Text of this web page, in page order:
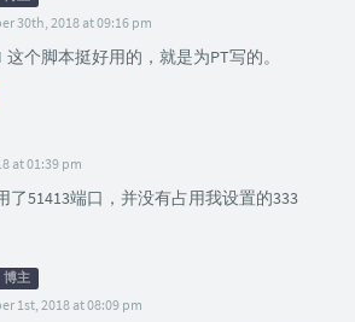
30th, 2018 at 09:16 pm
这个脚本挺好用的，就是为PT写的。
at 01:39 pm
了51413端口，并没有占用我设置的333
博主
1st, 2018 at 08:09 pm